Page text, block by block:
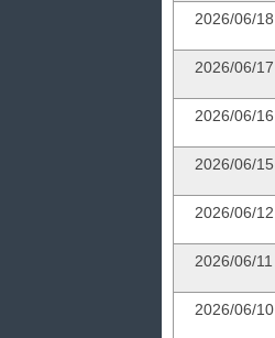
2026/06/18
2026/06/17
2026/06/16
2026/06/15
2026/06/12
2026/06/11
2026/06/10